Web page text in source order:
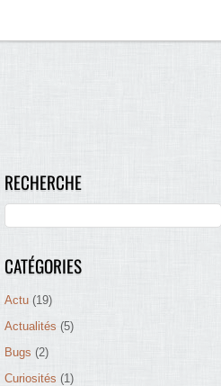
RECHERCHE
CATÉGORIES
Actu (19)
Actualités (5)
Bugs (2)
Curiosités (1)